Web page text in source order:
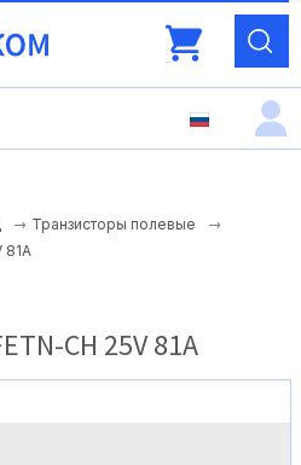
Транзисторы полевые
81A
CH 25V 81A